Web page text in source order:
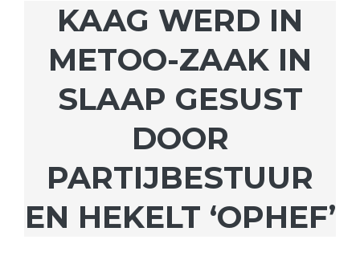
KAAG WERD IN
METOO-ZAAK IN
SLAAP GESUST
DOOR
PARTIJBESTUUR
EN HEKELT ‘OPHEF’